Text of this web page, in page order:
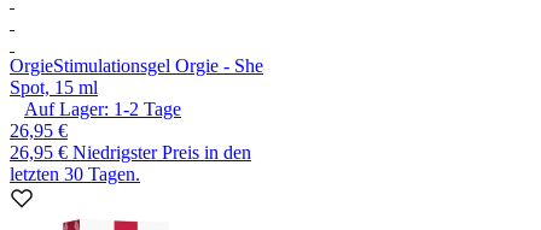
OrgieStimulationsgel Orgie - She
Spot, 15 ml
Auf Lager: 1-2 Tage
26,95 €
26,95 € Niedrigster Preis in den
letzten 30 Tagen.